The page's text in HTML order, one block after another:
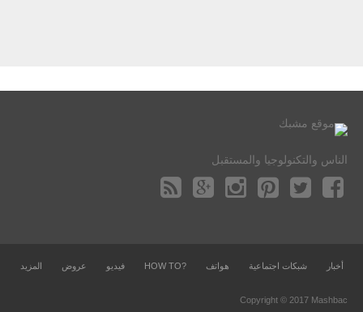
الناس والتكنولوجيا والمستقبل
أخبار شبكات اجتماعية هواتف ?HOW TO فيديو عروض المزيد
Copyright © 2017 Mashbac